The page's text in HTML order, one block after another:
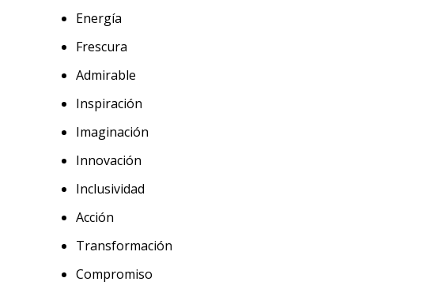
⁠Energía
⁠Frescura
⁠Admirable
⁠Inspiración
⁠Imaginación
⁠Innovación
⁠Inclusividad
⁠Acción
⁠Transformación
⁠Compromiso